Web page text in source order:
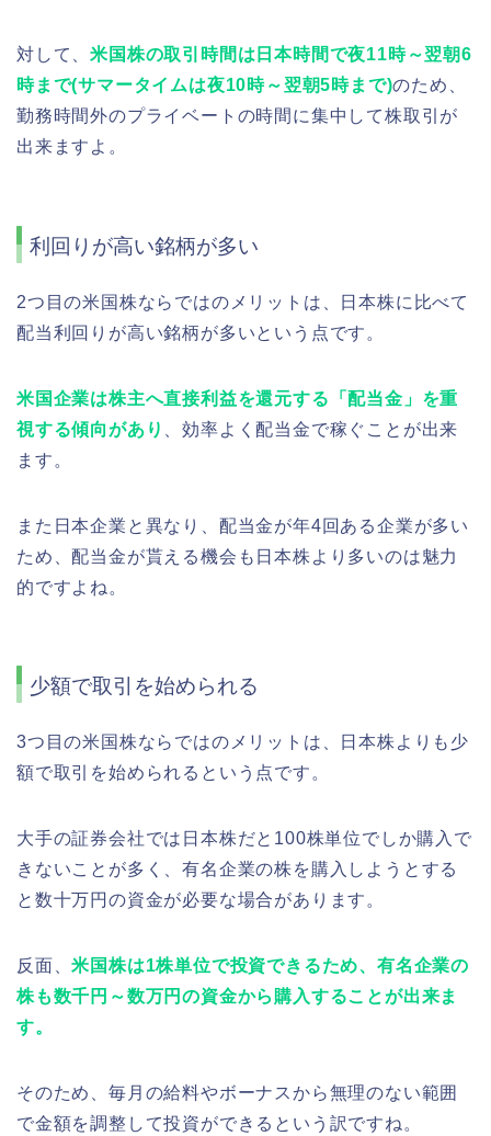
対して、米国株の取引時間は日本時間で夜11時～翌朝6
時まで(サマータイムは夜10時～翌朝5時まで)のため、
勤務時間外のプライベートの時間に集中して株取引が
出来ますよ。
利回りが高い銘柄が多い
2つ目の米国株ならではのメリットは、日本株に比べて
配当利回りが高い銘柄が多いという点です。
米国企業は株主へ直接利益を還元する「配当金」を重
視する傾向があり
、効率よく配当金で稼ぐことが出来
ます。
また日本企業と異なり、配当金が年4回ある企業が多い
ため、配当金が貰える機会も日本株より多いのは魅力
的ですよね。
少額で取引を始められる
3つ目の米国株ならではのメリットは、日本株よりも少
額で取引を始められるという点です。
大手の証券会社では日本株だと100株単位でしか購入で
きないことが多く、有名企業の株を購入しようとする
と数十万円の資金が必要な場合があります。
反面、米国株は1株単位で投資できるため、有名企業の
株も数千円～数万円の資金から購入することが出来ま
す。
そのため、毎月の給料やボーナスから無理のない範囲
で金額を調整して投資ができるという訳ですね。